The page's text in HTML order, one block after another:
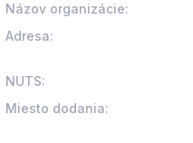
Názov organizácie:
Adresa:
NUTS:
Miesto dodania: